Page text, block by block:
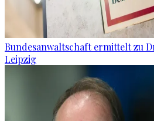
Bundesanwaltschaft ermittelt zu
Leipzig